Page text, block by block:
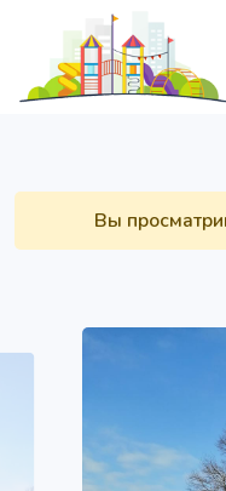
Вы